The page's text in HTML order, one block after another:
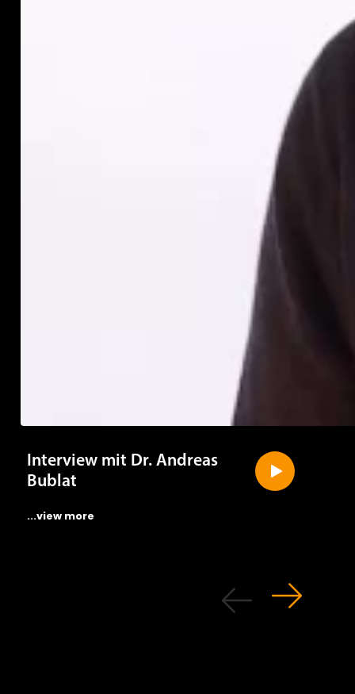
Interview mit Dr. Andreas
Bublat
...view more